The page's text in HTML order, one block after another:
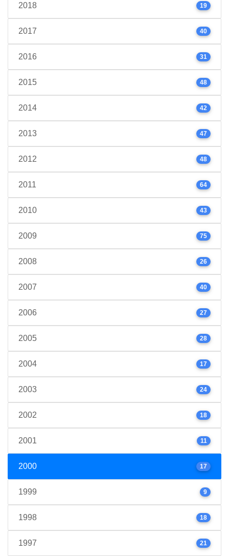
2018 19
2017 40
2016 31
2015 48
2014 42
2013 47
2012 48
2011 64
2010 43
2009 75
2008 26
2007 40
2006 27
2005 28
2004 17
2003 24
2002 18
2001 11
2000 17
1999 9
1998 18
1997 21